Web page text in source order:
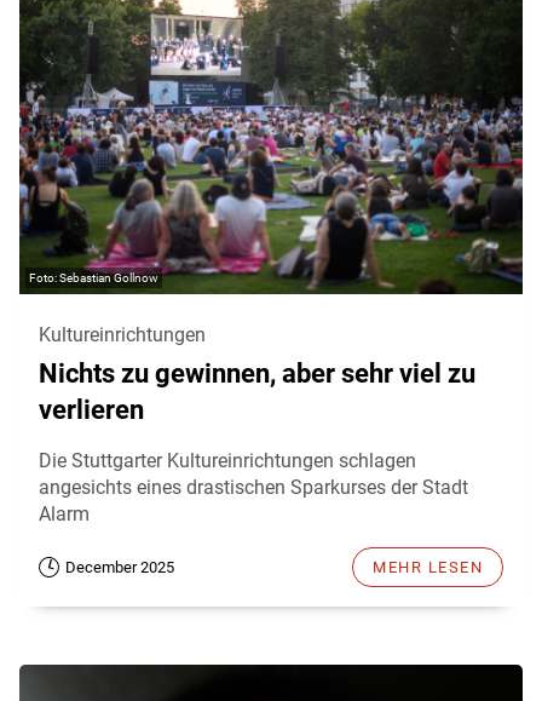
Sebastian Gollnow
Kultureinrichtungen
Nichts zu gewinnen, aber sehr viel zu
verlieren
Die Stuttgarter Kultureinrichtungen schlagen
angesichts eines drastischen Sparkurses der Stadt
Alarm
December 2025 MEHR LESEN